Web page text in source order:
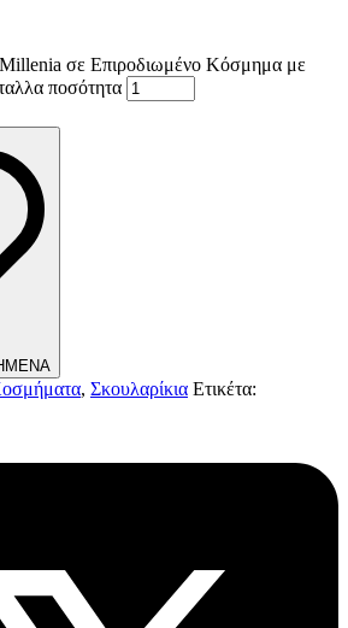
σε Επιροδιωμένο Κόσμημα με
ποσότητα
, Σκουλαρίκια Ετικέτα: